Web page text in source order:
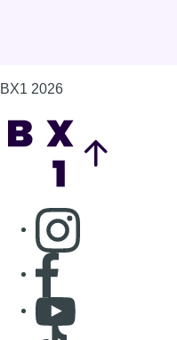
BX1 2026
Consulter page
Consulter page
Consulter
Consulter TikTok